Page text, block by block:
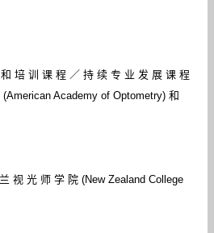
培 训 课 程 ／ 持 续 专 业 发 展 课 程
Academy of Optometry) 和
视 光 师 学 院 (New Zealand College